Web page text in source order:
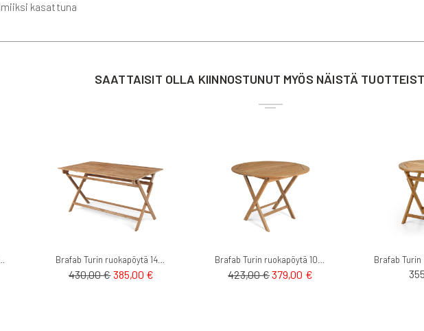
kasattuna
SAATTAISIT OLLA KIINNOSTUNUT MYÖS NÄISTÄ
430,00 €Tarjoushinta
385,00 € 423,00 €Tarjoushinta
379,00 €